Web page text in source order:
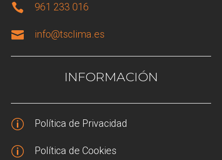
 961 233 016
 info@tsclima.es
INFORMACIÓN
p Política de Privacidad
p Política de Cookies